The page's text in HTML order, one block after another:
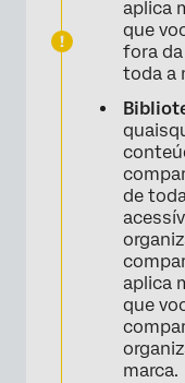
aplica
que
fora
toda a
de
aplica
que
marca.